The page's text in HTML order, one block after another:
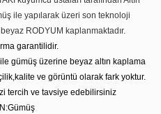
ile yapılarak üzeri son teknoloji
RODYUM kaplanmaktadır.
garantilidir.
gümüş üzerine beyaz altın kaplama
ve görüntü olarak fark yoktur.
tercih ve tavsiye edebilirsiniz